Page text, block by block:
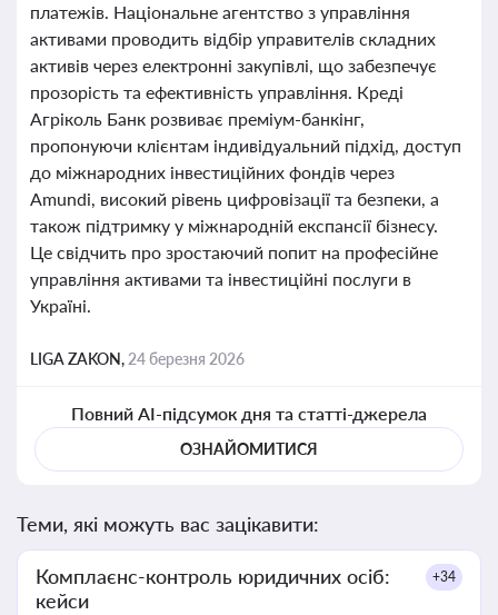
платежів. Національне агентство з управління
активами проводить відбір управителів складних
активів через електронні закупівлі, що забезпечує
прозорість та ефективність управління. Креді
Агріколь Банк розвиває преміум-банкінг,
пропонуючи клієнтам індивідуальний підхід, доступ
до міжнародних інвестиційних фондів через
Amundi, високий рівень цифровізації та безпеки, а
також підтримку у міжнародній експансії бізнесу.
Це свідчить про зростаючий попит на професійне
управління активами та інвестиційні послуги в
Україні.
LIGA ZAKON, 24 березня 2026
Повний AI-підсумок дня та статті-джерела
ОЗНАЙОМИТИСЯ
Теми, які можуть вас зацікавити:
Комплаєнс-контроль юридичних осіб:
кейси
+34